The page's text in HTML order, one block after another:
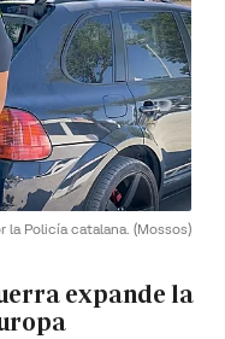
la Policía catalana. (Mossos)
expande la